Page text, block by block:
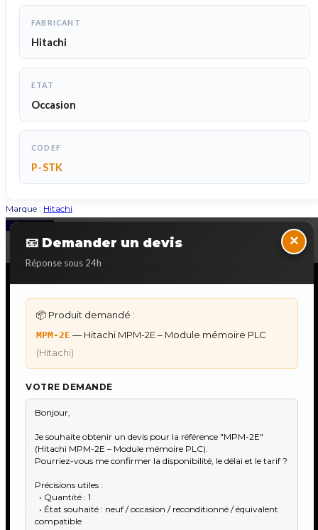
FABRICANT
Hitachi
ETAT
Occasion
CODEF
P-STK
Marque : Hitachi
📧 Demander un devis
Réponse sous 24h
×
📦 Produit demandé :
MPM-2E — Hitachi MPM-2E – Module mémoire PLC
(Hitachi)
VOTRE DEMANDE
Back to Top
DÉPANNAGE AUTOMATES
Dépannage Schneider Modicon
Dépannage Mitsubishi Melsec
Dépannage ABB AC500
IHM & PUPITRES
IHM Lauer PCS — Récupération Programme
IHM Lauer GAME & PCS — Programme
Maintenance Automatisme Industriel
Recherche & Sourcing piéce rare